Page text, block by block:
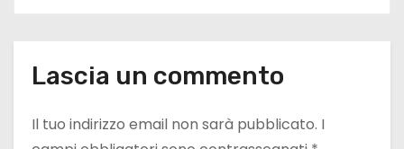
Lascia un commento
Il tuo indirizzo email non sarà pubblicato. I